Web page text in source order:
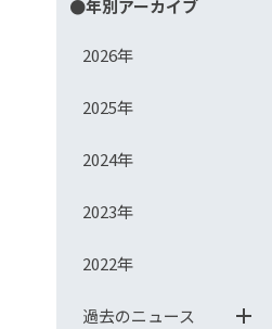
●年別アーカイブ
2026年
2025年
2024年
2023年
2022年
過去のニュース